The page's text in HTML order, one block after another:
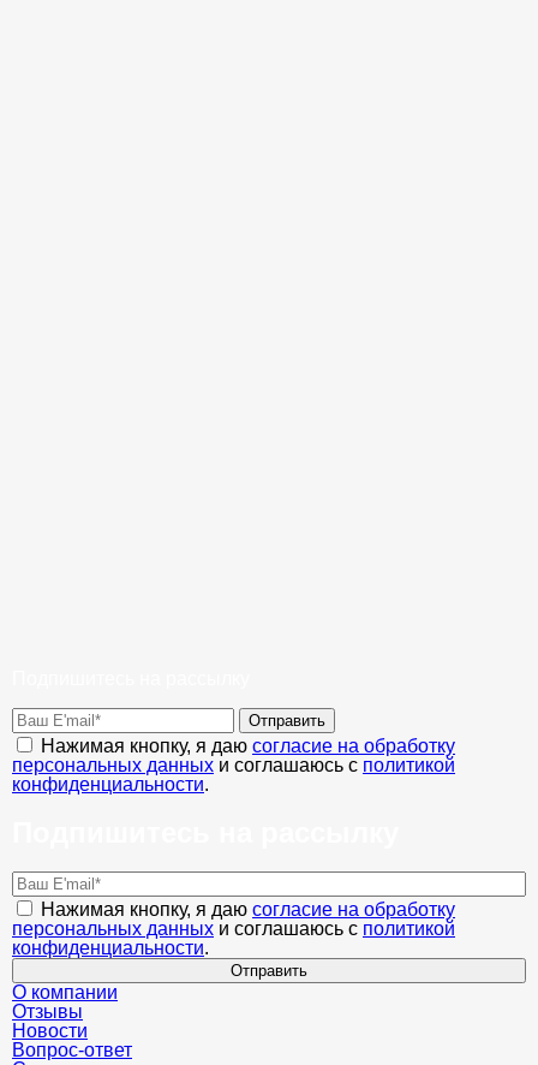
Отправить
Нажимая кнопку, я даю согласие на обработку
персональных данных и соглашаюсь с политикой
конфиденциальности.
Нажимая кнопку, я даю согласие на обработку
персональных данных и соглашаюсь с политикой
конфиденциальности.
Отправить
О компании
Отзывы
Новости
Вопрос-ответ